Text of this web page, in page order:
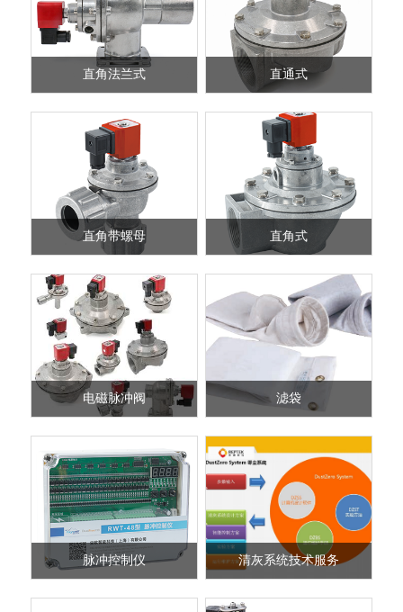
淹没式
旋转喷吹用脉冲阀
直角法兰式
直角法兰式
直通式
直通式
直角带螺母
直角带螺母
直角式
直角式
电磁脉冲阀
电磁脉冲阀
滤袋
滤袋
脉冲控制仪
清灰系统技术服务